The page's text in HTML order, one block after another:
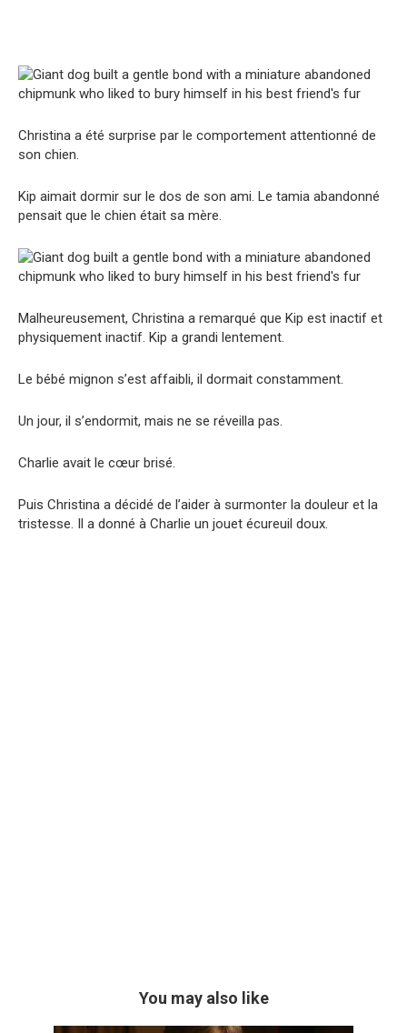
Christina a été surprise par le comportement attentionné de
son chien.
Kip aimait dormir sur le dos de son ami. Le tamia abandonné
pensait que le chien était sa mère.
Malheureusement, Christina a remarqué que Kip est inactif et
physiquement inactif. Kip a grandi lentement.
Le bébé mignon s’est affaibli, il dormait constamment.
Un jour, il s’endormit, mais ne se réveilla pas.
Charlie avait le cœur brisé.
Puis Christina a décidé de l’aider à surmonter la douleur et la
tristesse. Il a donné à Charlie un jouet écureuil doux.
You may also like